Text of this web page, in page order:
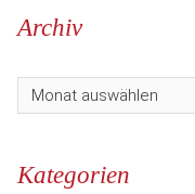
Archiv
Kategorien